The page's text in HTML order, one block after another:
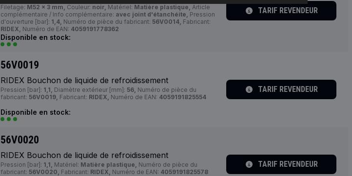
Filetage: M52 x 3 mm, Couleur: noir, Matériel: Matière plastique, Article
complémentaire / Info complémentaire: avec joint d'étanchéite, Pression
d'ouverture [bar]: 1,4, Numéro de pièce du fabricant: 56V0014, Fabricant:
RIDEX, Numéro de EAN: 4059191778362
Disponible en stock:
TARIF REVENDEUR
56V0019
RIDEX Bouchon de liquide de refroidissement
Pression [bar]: 1,1, Diamètre extérieur [mm]: 56, Numéro de pièce du
fabricant: 56V0019, Fabricant: RIDEX, Numéro de EAN: 4059191825554
Disponible en stock:
TARIF REVENDEUR
56V0020
RIDEX Bouchon de liquide de refroidissement
Pression [bar]: 1,1, Matériel: Matière plastique, Numéro de pièce du
fabricant: 56V0020, Fabricant: RIDEX, Numéro de EAN: 4059191825578
TARIF REVENDEUR